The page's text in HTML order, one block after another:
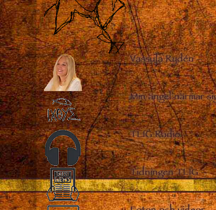
Vassula Rydén–
Min ängel närmar
TLIG Radio–
Tidningen TLIG–